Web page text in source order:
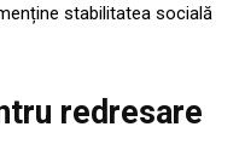
stabilitatea socială
redresare